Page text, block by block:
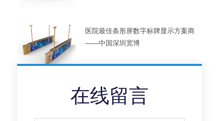
医院最佳条形屏数字标牌显示方案商
——中国深圳宽博
在线留言